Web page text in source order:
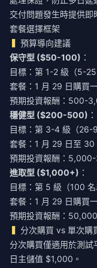
交付問題發生時提供即
套餐選擇框架
預算導向建議
保守型 ($50-100) ：
目標：第 1-2 級（5-25
套餐：1 月 29 日購買
預期投資報酬：500-
穩健型 ($200-500) ：
目標：第 3-4 級（26-
套餐：1 月 29 日至
預期投資報酬：
進取型 ($1,000+) ：
目標：第 5 級（100 名
套餐：1 月 29 日購買
預期投資報酬：
分次購買 vs 單次購
分次購買僅適用於測
日主儲值 $1,000。